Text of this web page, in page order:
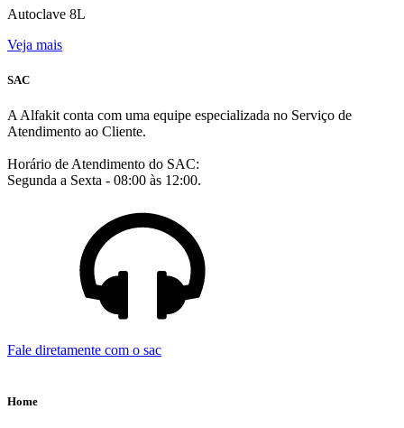
Autoclave 8L
Veja mais
SAC
A Alfakit conta com uma equipe especializada no Serviço de
Atendimento ao Cliente.
Horário de Atendimento do SAC:
Segunda a Sexta - 08:00 às 12:00.
Fale diretamente com o sac
Home